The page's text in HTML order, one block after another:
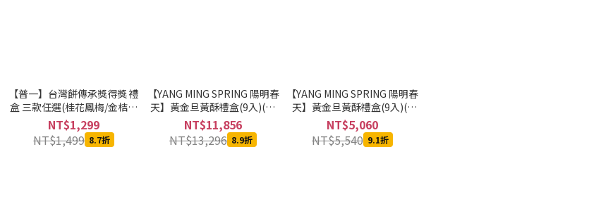
【普一】台灣餅傳承獎得獎 禮
盒 三款任選(桂花鳳梅/金桔香
柚)(1盒)
NT$1,299
NT$1,499 8.7折
【YANG MING SPRING 陽明春
天】黃金旦黃酥禮盒(9入)(12
盒)
NT$11,856
NT$13,296 8.9折
【YANG MING SPRING 陽明春
天】黃金旦黃酥禮盒(9入)(5
盒)
NT$5,060
NT$5,540 9.1折